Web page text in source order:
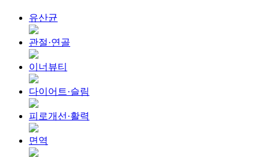
유산균
관절·연골
이너뷰티
다이어트·슬림
피로개선·활력
면역